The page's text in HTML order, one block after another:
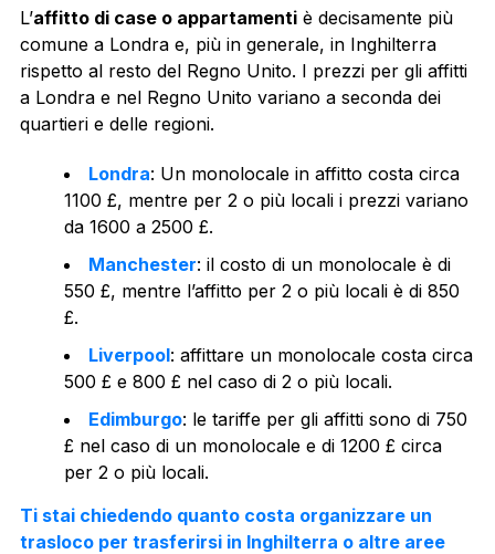
L’affitto di case o appartamenti è decisamente più
comune a Londra e, più in generale, in Inghilterra
rispetto al resto del Regno Unito. I prezzi per gli affitti
a Londra e nel Regno Unito variano a seconda dei
quartieri e delle regioni.
Londra: Un monolocale in affitto costa circa
1100 £, mentre per 2 o più locali i prezzi variano
da 1600 a 2500 £.
Manchester: il costo di un monolocale è di
550 £, mentre l’affitto per 2 o più locali è di 850
£.
Liverpool: affittare un monolocale costa circa
500 £ e 800 £ nel caso di 2 o più locali.
Edimburgo: le tariffe per gli affitti sono di 750
£ nel caso di un monolocale e di 1200 £ circa
per 2 o più locali.
Ti stai chiedendo quanto costa organizzare un
trasloco per trasferirsi in Inghilterra o altre aree